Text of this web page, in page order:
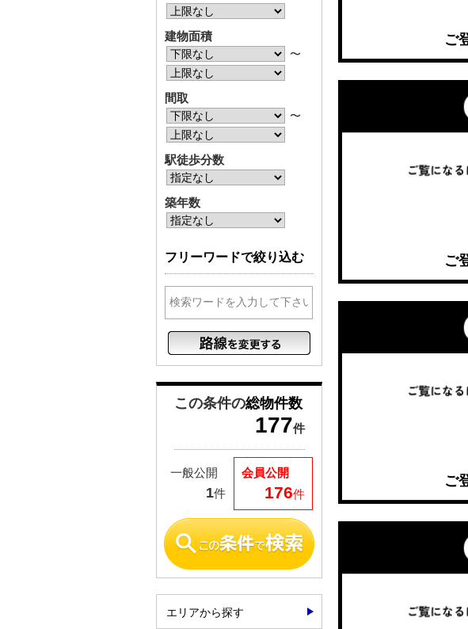
ご
ご
ご
建物面積
〜
間取
〜
駅徒歩分数
築年数
フリーワードで絞り込む
この条件の総物件数
177件
会員公開
176件
一般公開
1件
エリアから探す